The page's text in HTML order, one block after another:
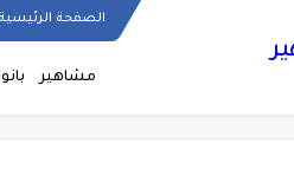
الصفحة الرئيسية
مشاهير